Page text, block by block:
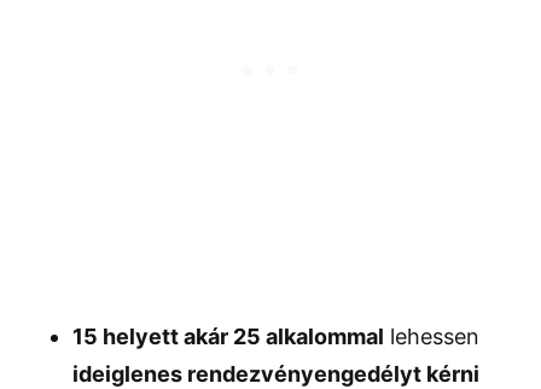
15 helyett akár 25 alkalommal lehessen
ideiglenes rendezvényengedélyt kérni